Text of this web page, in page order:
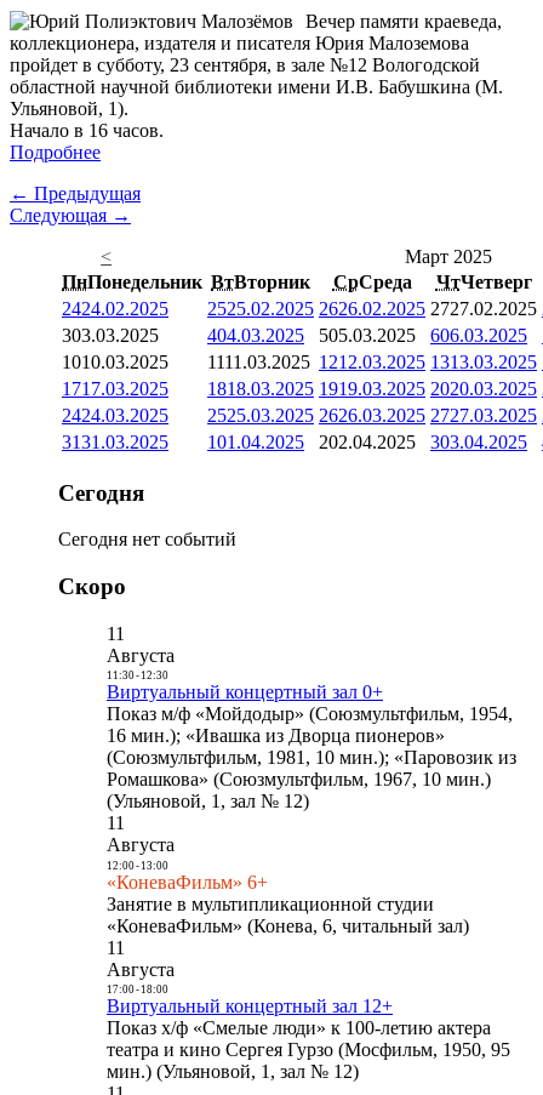
Вечер памяти краеведа,
коллекционера, издателя и писателя Юрия Малоземова
пройдет в субботу, 23 сентября, в зале №12 Вологодской
областной научной библиотеки имени И.В. Бабушкина (М.
Ульяновой, 1).
Начало в 16 часов.
Подробнее
← Предыдущая
Следующая →
<
Март 2025
ПнПонедельник ВтВторник СрСреда ЧтЧетверг
2424.02.2025 2525.02.2025 2626.02.2025 2727.02.2025
303.03.2025 404.03.2025 505.03.2025 606.03.2025
1010.03.2025 1111.03.2025 1212.03.2025 1313.03.2025
1717.03.2025 1818.03.2025 1919.03.2025 2020.03.2025
2424.03.2025 2525.03.2025 2626.03.2025 2727.03.2025
3131.03.2025 101.04.2025 202.04.2025 303.04.2025
Сегодня
Сегодня нет событий
Скоро
11
Августа
11:30- 12:30
Виртуальный концертный зал 0+
Показ м/ф «Мойдодыр» (Союзмультфильм, 1954,
16 мин.); «Ивашка из Дворца пионеров»
(Союзмультфильм, 1981, 10 мин.); «Паровозик из
Ромашкова» (Союзмультфильм, 1967, 10 мин.)
(Ульяновой, 1, зал № 12)
11
Августа
12:00- 13:00
«КоневаФильм» 6+
Занятие в мультипликационной студии
«КоневаФильм» (Конева, 6, читальный зал)
11
Августа
17:00- 18:00
Виртуальный концертный зал 12+
Показ х/ф «Смелые люди» к 100-летию актера
театра и кино Сергея Гурзо (Мосфильм, 1950, 95
мин.) (Ульяновой, 1, зал № 12)